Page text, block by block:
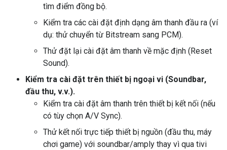
tìm điểm đồng bộ.
Kiểm tra các cài đặt định dạng âm thanh đầu ra (ví
dụ: thử chuyển từ Bitstream sang PCM).
Thử đặt lại cài đặt âm thanh về mặc định (Reset
Sound).
Kiểm tra cài đặt trên thiết bị ngoại vi (Soundbar,
đầu thu, v.v.).
Kiểm tra cài đặt âm thanh trên thiết bị kết nối (nếu
có tùy chọn A/V Sync).
Thử kết nối trực tiếp thiết bị nguồn (đầu thu, máy
chơi game) với soundbar/amply thay vì qua tivi